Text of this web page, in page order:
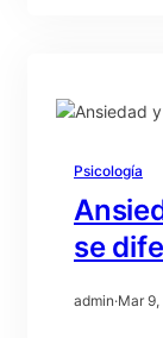
Psicología
se
admin·Mar